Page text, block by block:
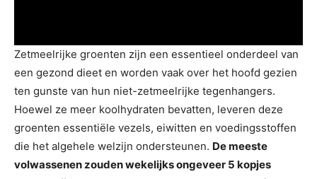
Zetmeelrijke groenten zijn een essentieel onderdeel van
een gezond dieet en worden vaak over het hoofd gezien
ten gunste van hun niet-zetmeelrijke tegenhangers.
Hoewel ze meer koolhydraten bevatten, leveren deze
groenten essentiële vezels, eiwitten en voedingsstoffen
die het algehele welzijn ondersteunen. De meeste
volwassenen zouden wekelijks ongeveer 5 kopjes